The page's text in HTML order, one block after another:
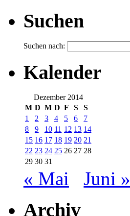
Suchen
Suchen nach:
Kalender
Dezember 2014
M D M D F S
S
1
2 3 4 5 6
7
8
9 10 11 12 13 14
15 16 17 18 19 20 21
22 23 24 25 26 27 28
29 30 31
« Mai Juni »
Archiv